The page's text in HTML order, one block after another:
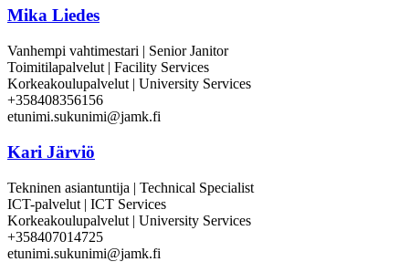
Mika Liedes
Vanhempi vahtimestari | Senior Janitor
Toimitilapalvelut | Facility Services
Korkeakoulupalvelut | University Services
+358408356156
etunimi.sukunimi@jamk.fi
Kari Järviö
Tekninen asiantuntija | Technical Specialist
ICT-palvelut | ICT Services
Korkeakoulupalvelut | University Services
+358407014725
etunimi.sukunimi@jamk.fi